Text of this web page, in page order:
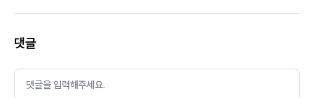
댓글
댓글을 입력해주세요.